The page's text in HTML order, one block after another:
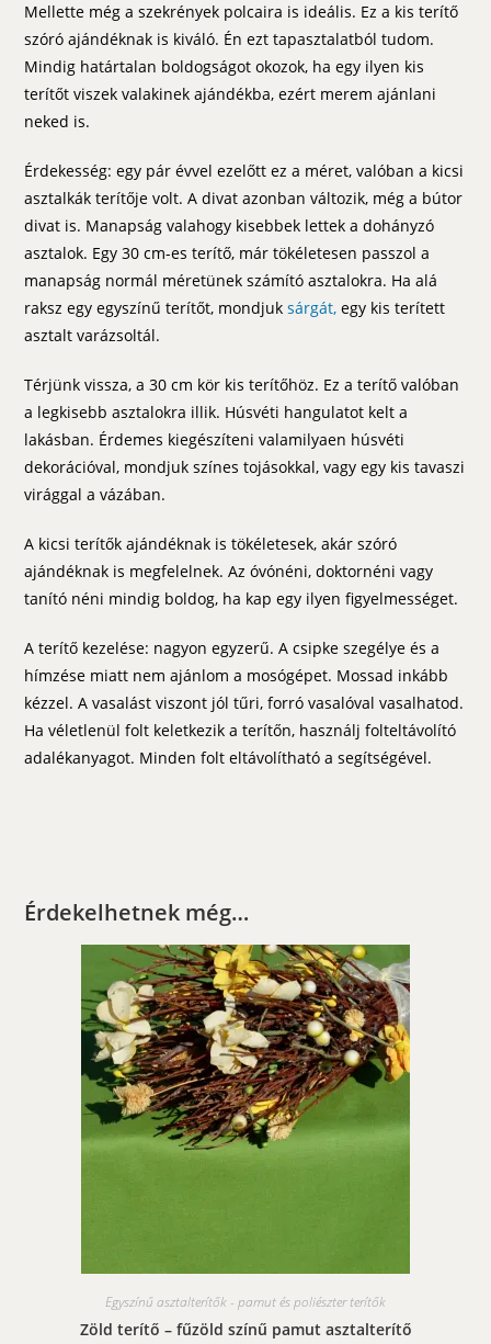
Mellette még a szekrények polcaira is ideális. Ez a kis terítő
szóró ajándéknak is kiváló. Én ezt tapasztalatból tudom.
Mindig határtalan boldogságot okozok, ha egy ilyen kis
terítőt viszek valakinek ajándékba, ezért merem ajánlani
neked is.
Érdekesség: egy pár évvel ezelőtt ez a méret, valóban a kicsi
asztalkák terítője volt. A divat azonban változik, még a bútor
divat is. Manapság valahogy kisebbek lettek a dohányzó
asztalok. Egy 30 cm-es terítő, már tökéletesen passzol a
manapság normál méretünek számító asztalokra. Ha alá
raksz egy egyszínű terítőt, mondjuk sárgát, egy kis terített
asztalt varázsoltál.
Térjünk vissza, a 30 cm kör kis terítőhöz. Ez a terítő valóban
a legkisebb asztalokra illik. Húsvéti hangulatot kelt a
lakásban. Érdemes kiegészíteni valamilyaen húsvéti
dekorációval, mondjuk színes tojásokkal, vagy egy kis tavaszi
virággal a vázában.
A kicsi terítők ajándéknak is tökéletesek, akár szóró
ajándéknak is megfelelnek. Az óvónéni, doktornéni vagy
tanító néni mindig boldog, ha kap egy ilyen figyelmességet.
A terítő kezelése: nagyon egyzerű. A csipke szegélye és a
hímzése miatt nem ajánlom a mosógépet. Mossad inkább
kézzel. A vasalást viszont jól tűri, forró vasalóval vasalhatod.
Ha véletlenül folt keletkezik a terítőn, használj folteltávolító
adalékanyagot. Minden folt eltávolítható a segítségével.
Érdekelhetnek még…
Egyszínű asztalterítők - pamut és poliészter terítők
Zöld terítő – fűzöld színű pamut asztalterítő